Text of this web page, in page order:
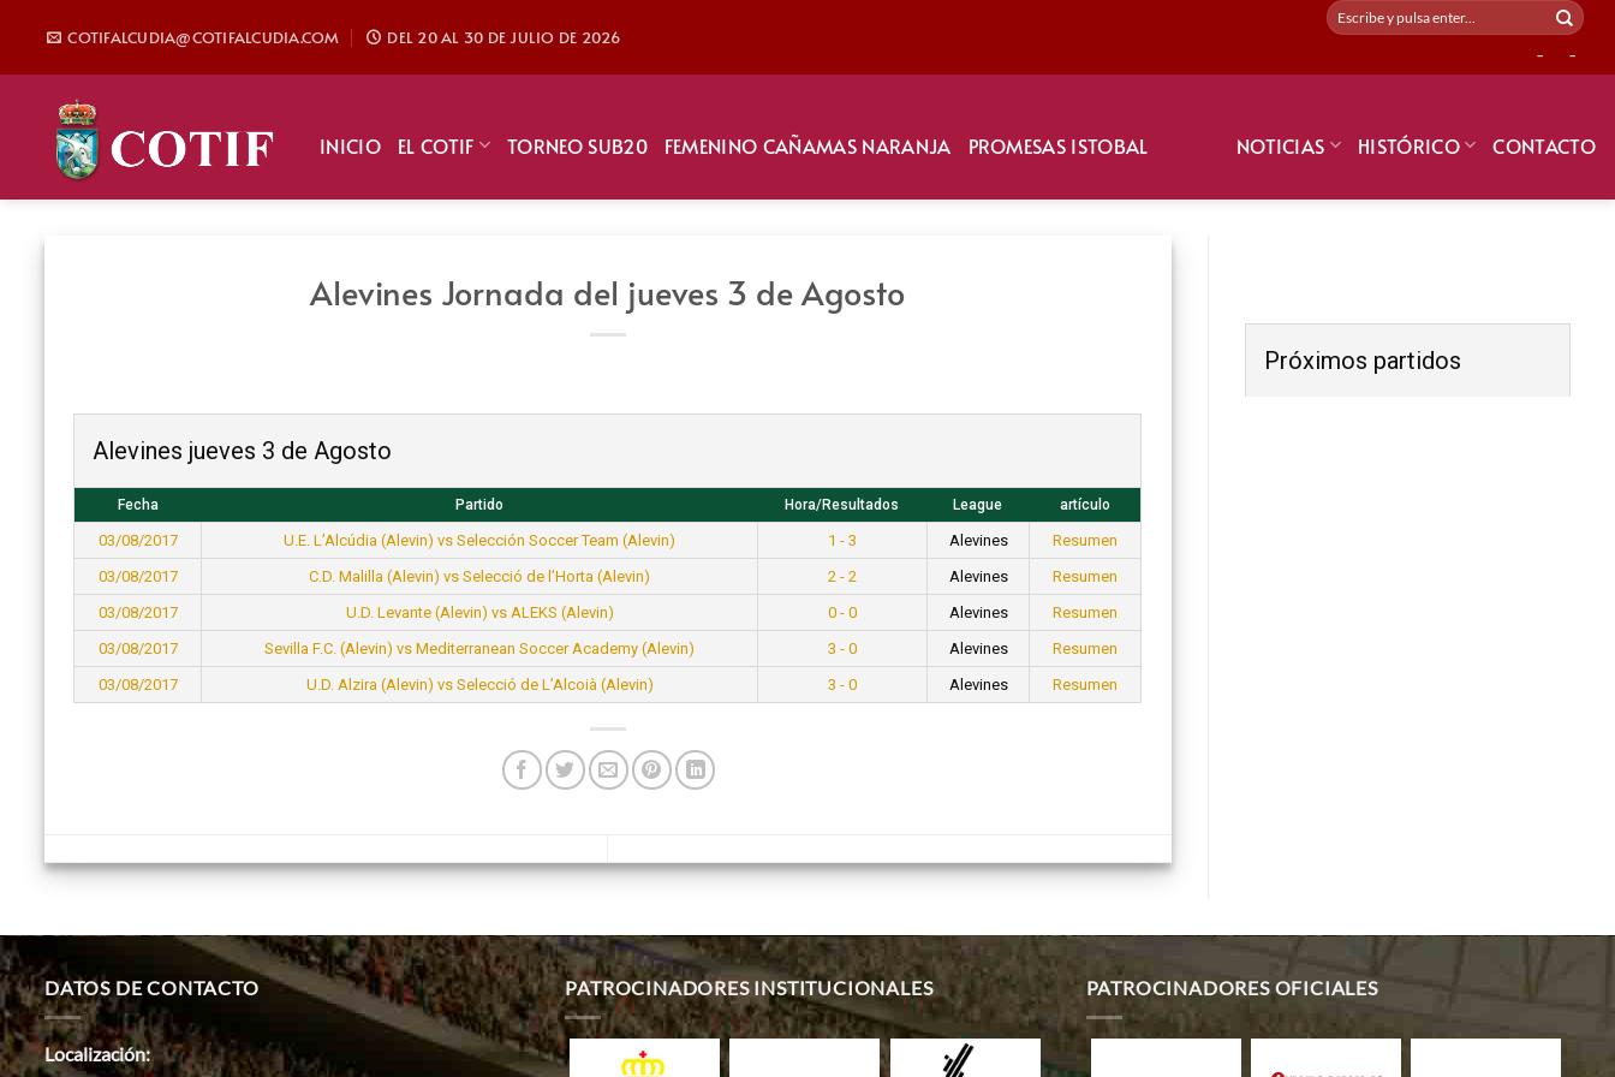
contenido
COTIFALCUDIA@COTIFALCUDIA.COM DEL 20 AL 30 DE JULIO DE 2026
- -
INICIO EL COTIF TORNEO SUB20 FEMENINO CAÑAMAS NARANJA PROMESAS ISTOBAL NOTICIAS HISTÓRICO CONTACTO
Alevines Jornada del jueves 3 de Agosto
Alevines jueves 3 de Agosto
Fecha Partido Hora/Resultados League artículo
03/08/2017 U.E. L’Alcúdia (Alevin) vs Selección Soccer Team (Alevin) 1 - 3 Alevines
Resumen
03/08/2017
C.D. Malilla (Alevin) vs Selecció de l’Horta (Alevin) 2 - 2 Alevines
Resumen
03/08/2017
U.D. Levante (Alevin) vs ALEKS (Alevin) 0 - 0 Alevines
Resumen
03/08/2017
Sevilla F.C. (Alevin) vs Mediterranean Soccer Academy (Alevin) 3 - 0 Alevines
Resumen
03/08/2017
U.D. Alzira (Alevin) vs Selecció de L’Alcoià (Alevin) 3 - 0 Alevines Resumen
Próximos partidos
DATOS DE CONTACTO
Localización:
PATROCINADORES INSTITUCIONALES PATROCINADORES OFICIALES